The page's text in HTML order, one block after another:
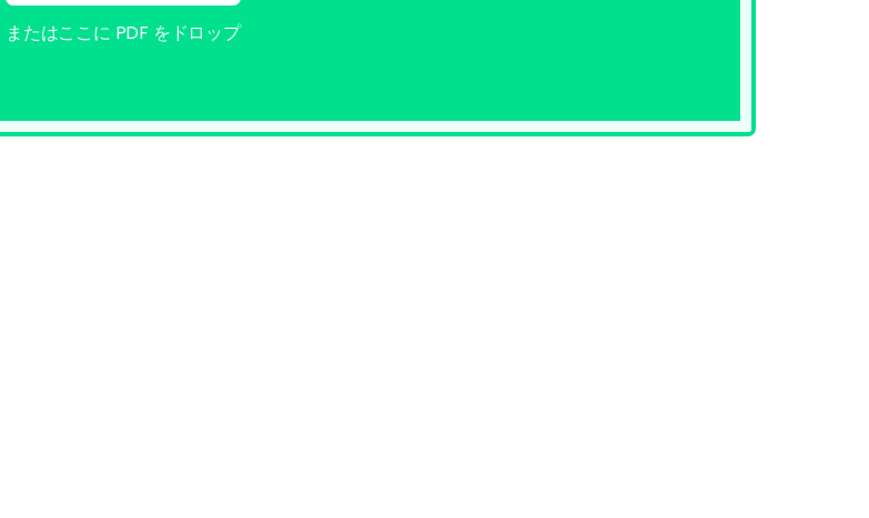
またはここに PDF をドロップ